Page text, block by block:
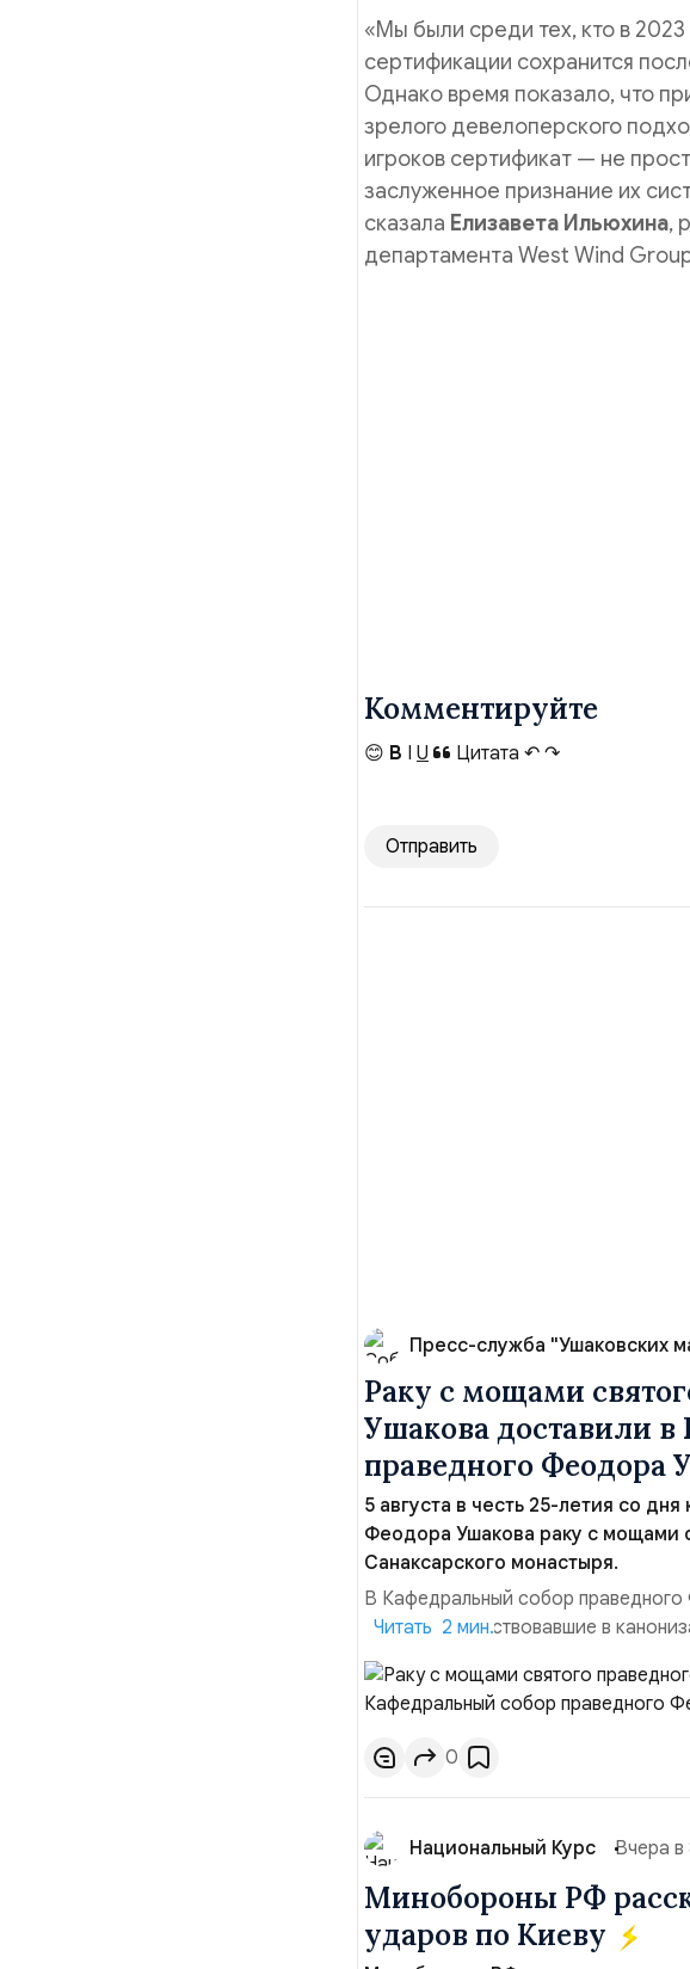
«Мы были среди тех, кто в
сертификации сохранится
Однако время показало, что
зрелого девелоперского
игроков сертификат — не
заслуженное признание их
сказала Елизавета Ильюхина,
департамента West Wind
Комментируйте
😊 B I U Цитата ↶ ↷
Отправить
Пресс-служба "Ушаковских
Раку с мощами
Ушакова доставили
праведного Феодора
5 августа в честь 25-летия со
Феодора Ушакова раку с мощами
Санаксарского монастыря.
В Кафедральный собор
адмиралы, участвовавшие в
Ушакова 25 лет назад:Адмирал
Балтийским флотом ВМФ России
Комоедов, командующий
Читать 2 мин.
0
Национальный Курс Вчера в
Минобороны РФ
ударов по Киеву